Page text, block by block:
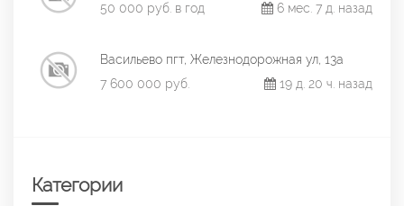
50 000 руб. в год
6 мес. 7 д. назад
Васильево пгт, Железнодорожная ул, 13а
7 600 000 руб.
19 д. 20 ч. назад
Категории